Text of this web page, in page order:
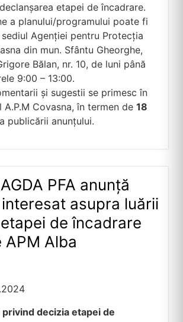
etapei de încadrare.
a planului/programului poate fi
Agenției pentru Protecția
din mun. Sfântu Gheorghe,
Bălan, nr. 10, de luni până
9:00 – 13:00.
și sugestii se primesc în
A.P.M Covasna, în termen de 18
publicării anunțului.
PFA anunță
asupra luării
de încadrare
Alba
decizia etapei de